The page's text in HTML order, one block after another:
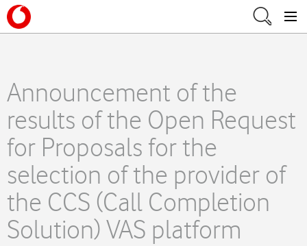
Announcement of the
results of the Open Request
for Proposals for the
selection of the provider of
the CCS (Call Completion
Solution) VAS platform